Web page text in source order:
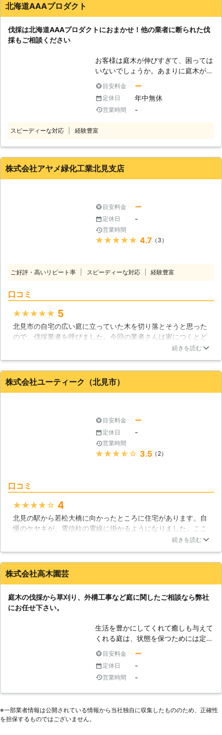
の方々の住宅に傷をつけないようにす
このように当然ですが安全第一の伐採
を続けているのです。これまで事故を
起こしたことはありません。ぜひとも
私たちに皆さまのご自宅の庭木もおま
かせください。 【マンションでの伐
採もおまかせください】 マンション
植えているところがあります。そこで
の伐採も私たちは対応可能ですので、
安心しておまかせください。住宅の庭
での仕事と同じようにミスはしませ
お願いいたします。
北海道AAAプロダクト
伐採は北海道AAAプロダクトにおまかせ！他の業者に断られた伐
採もご相談ください
お客様は庭木が伸びすぎて、困っては
いないでしょうか。あまりに庭木が伸
んでしまい、苦情の原因になってしま
うこともあります。そんなときは、伐
採を視野に入れてみてはいかがでしょ
いて、処分を考えているお客様がいま
任もって伐採いたします。 ●他の業
者がお断りをするような案件にも対応
でしょうか。例えばお客様のお庭があ
まりに狭いと、作業車が入らないので
伐採を断る業者も存在します。またほ
かにも、電線にかかっている木や近隣
弊社はこういった、作業しにくいご依
頼でも出来得る限り対応をしておりま
様は、ぜひ一度ご相談くださいませ。
積りが明確ではないところが存在しま
す。例えば○○○○円～といったよう
な料金表示ですと、HPの表示金額よ
りも見積りが跳ね上がることが考えら
れます。いざ作業が終了してみたら、
とんでもない額を請求されてしまうな
んてこともあるのです。 「料金表示
おります。ぜひ安心してご相談をいた
だけたらと思います。 ●終わりに 伐
採をすることで、伸びすぎてしまった
庭木を処分することができます。お客
目安料金 ー
定休日 年中無休
営業時間 -
スピーディーな対応 経験豊富
株式会社アヤメ緑化工業北見支店
目安料金 ー
定休日 -
営業時間
★★★★★ 4.7 （3）
ご好評・高いリピート率 スピーディーな対応 経験豊富
口コミ
★★★★★ 5
北見市の自宅の広い庭に立っていた木を切り落とそうと思った
ので、伐採業者を呼びました。今回の業者さんは家につくとど
の木を切るのかを聞いてくれたので、マーキング等をしてもら
で、また依頼したいと思います。
北海道 北見市 2016年11月24日
続きを読む
株式会社ユーティーク（北見市）
目安料金 ー
定休日 -
営業時間
★★★★★ 3.5（2）
口コミ
★★★★★ 4
北見の駅から若松大橋に向かったところに住宅があります。自
慢のケヤキが、電信柱の電線に掛かるようになりました。ここ
まで大きくなると、とても個人の鑑賞用とはなりませんので切
ところが、大丈夫ですといってロープを張りながら見事に伐採
を終えました。
北海道 北見市 2016年11月13日
続きを読む
株式会社高木園芸
庭木の伐採から草刈り、外構工事など庭に関したご相談なら弊社
にお任せ下さい。
生活を豊かにしてくれて癒しも与えて
くれる庭は、状態を保つためには定期
忙しいと時間が取れにくくて疲れなど
もあると管理をすることが難しくなり
ます。そんなお悩みを弊社では解決致
ていきます。 木を伐採するときは全
目安料金 ー
定休日 -
営業時間 -
※⼀部業者情報は公開されている情報から当社独⾃に収集したもののため、正確性
を担保するものではございません。